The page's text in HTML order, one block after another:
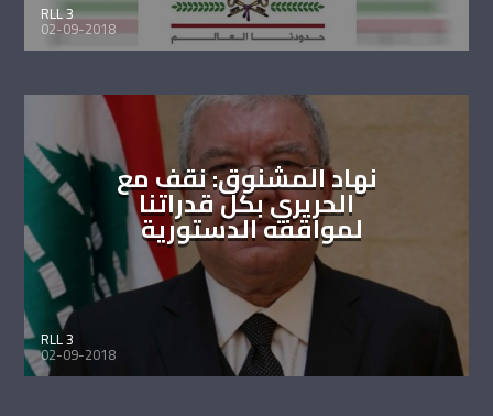
RLL 3
02-09-2018
نهاد المشنوق: نقف مع
الحريري بكل قدراتنا
لمواقفه الدستورية
RLL 3
02-09-2018